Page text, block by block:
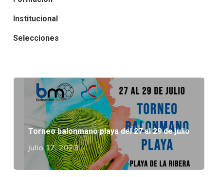
Institucional
Selecciones
Torneo balonmano playa del 27 al 29 de julio
julio 17, 2023